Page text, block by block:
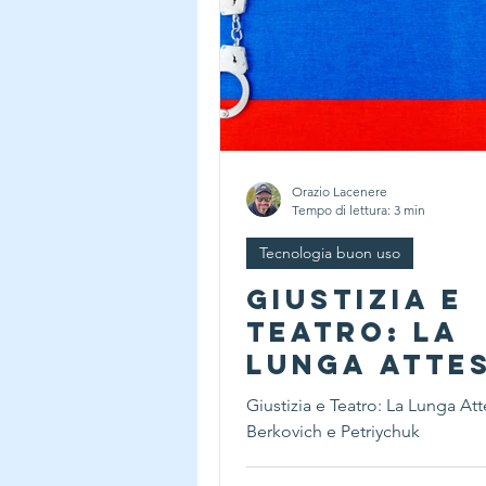
Giustizia e
Teatro: La
Lunga
di
Petriychuk
Giustizia e Teatro: La Lunga
Berkovich e Petriychuk
Tecnologia buon uso
Orazio Lacenere
Tempo di lettura: 3 min